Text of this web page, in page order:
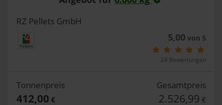
RZ Pellets GmbH
5,00 von 5
24 Bewertungen
Tonnenpreis
412,00 €
Gesamtpreis
2.526,99 €